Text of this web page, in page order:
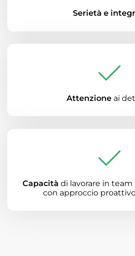
Serietà e
Attenzione ai
Capacità di lavorare in
con approccio